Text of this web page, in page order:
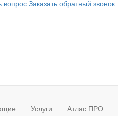
вопрос Заказать обратный звонок
Услуги Атлас ПРО